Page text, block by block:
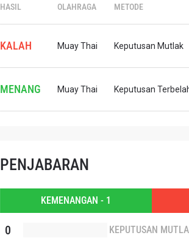
HASIL OLAHRAGA METODE
KALAH Muay Thai Keputusan Mutlak
MENANG Muay Thai Keputusan
PENJABARAN
KEMENANGAN - 1
0 KEPUTUSAN
Bawa
akses
EMAIL